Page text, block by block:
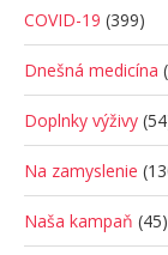
COVID-19 (399)
Dnešná medicína
Doplnky výživy
Na zamyslenie
Naša kampaň (45)